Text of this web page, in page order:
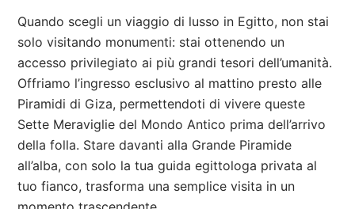
Quando scegli un viaggio di lusso in Egitto, non stai
solo visitando monumenti: stai ottenendo un
accesso privilegiato ai più grandi tesori dell’umanità.
Offriamo l’ingresso esclusivo al mattino presto alle
Piramidi di Giza, permettendoti di vivere queste
Sette Meraviglie del Mondo Antico prima dell’arrivo
della folla. Stare davanti alla Grande Piramide
all’alba, con solo la tua guida egittologa privata al
tuo fianco, trasforma una semplice visita in un